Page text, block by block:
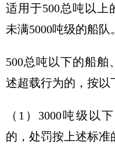
适用于500总吨以上
未满5000吨级的船队。
500总吨以下的船舶
述超载行为的，按以
（1）3000吨级以
的，处罚按上述标准